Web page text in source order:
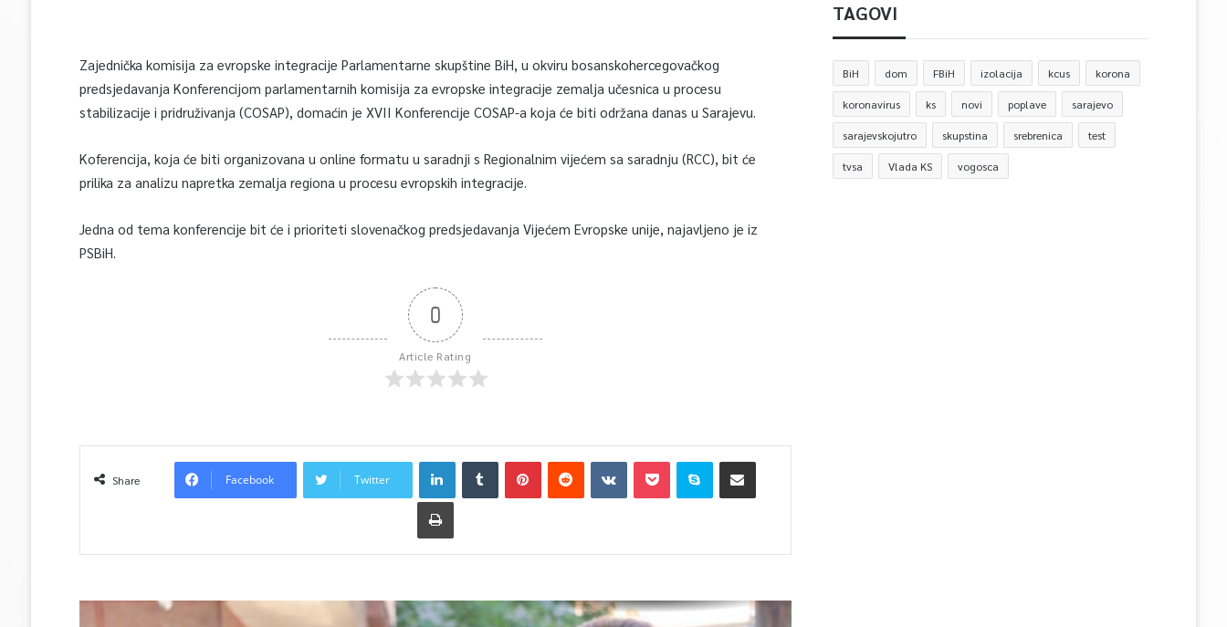
Zajednička komisija za evropske integracije Parlamentarne skupštine BiH, u okviru bosanskohercegovačkog
predsjedavanja Konferencijom parlamentarnih komisija za evropske integracije zemalja učesnica u procesu
stabilizacije i pridruživanja (COSAP), domaćin je XVII Konferencije COSAP-a koja će biti održana danas u Sarajevu.
Koferencija, koja će biti organizovana u online formatu u saradnji s Regionalnim vijećem sa saradnju (RCC), bit će
prilika za analizu napretka zemalja regiona u procesu evropskih integracije.
Jedna od tema konferencije bit će i prioriteti slovenačkog predsjedavanja Vijećem Evropske unije, najavljeno je iz
PSBiH.
0
Article Rating
Share Facebook Twitter
TAGOVI
BiH dom FBiH izolacija kcus korona
koronavirus ks novi poplave sarajevo
sarajevskojutro skupstina srebrenica test
tvsa Vlada KS vogosca